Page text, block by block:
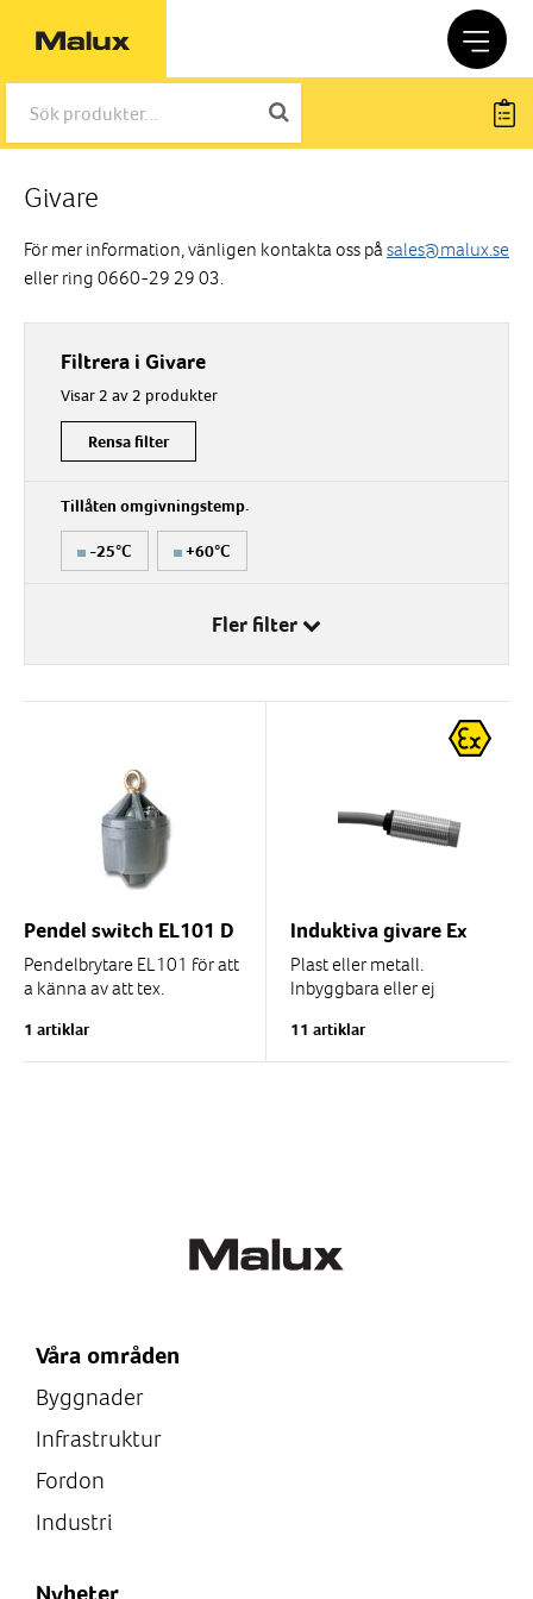
Givare
För mer information, vänligen kontakta oss påsales@malux.se
eller ring 0660-29 29 03.
Filtrera i Givare
Visar 2 av 2 produkter
Rensa filter
Tillåten omgivningstemp.
-25°C +60°C
Fler filter
Pendel switch EL101 D
Pendelbrytare EL101 för att
a känna av att tex.
ur sitt normala läge. När
pendel switchen vinklas...
1 artiklar
Induktiva givare Ex
Plast eller metall.
Inbyggbara eller ej
Kopplas via barriär, se
tillbehör längre ned på
11 artiklar
Våra områden
Byggnader
Infrastruktur
Fordon
Industri